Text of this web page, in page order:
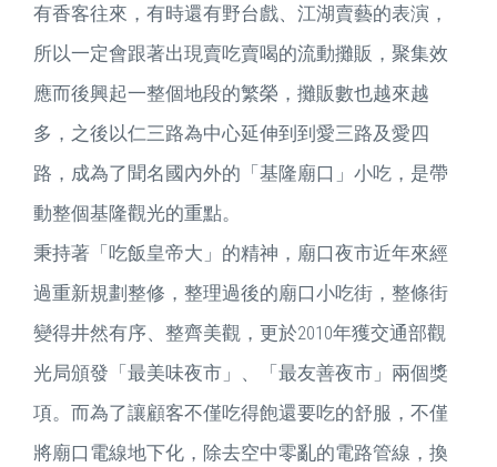
有香客往來，有時還有野台戲、江湖賣藝的表演，
所以一定會跟著出現賣吃賣喝的流動攤販，聚集效
應而後興起一整個地段的繁榮，攤販數也越來越
多，之後以仁三路為中心延伸到到愛三路及愛四
路，成為了聞名國內外的「基隆廟口」小吃，是帶
動整個基隆觀光的重點。
秉持著「吃飯皇帝大」的精神，廟口夜市近年來經
過重新規劃整修，整理過後的廟口小吃街，整條街
變得井然有序、整齊美觀，更於2010年獲交通部觀
光局頒發「最美味夜市」、「最友善夜市」兩個獎
項。而為了讓顧客不僅吃得飽還要吃的舒服，不僅
將廟口電線地下化，除去空中零亂的電路管線，換